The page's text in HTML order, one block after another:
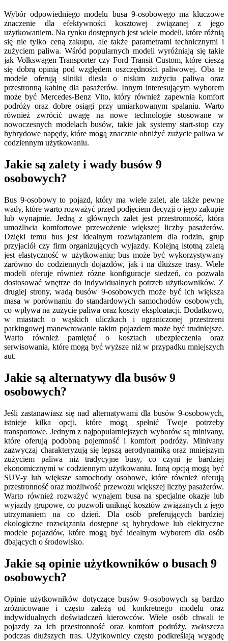
Wybór odpowiedniego modelu busa 9-osobowego ma kluczowe
znaczenie dla efektywności kosztowej związanej z jego
użytkowaniem. Na rynku dostępnych jest wiele modeli, które różnią
się nie tylko ceną zakupu, ale także parametrami technicznymi i
zużyciem paliwa. Wśród popularnych modeli wyróżniają się takie
jak Volkswagen Transporter czy Ford Transit Custom, które cieszą
się dobrą opinią pod względem oszczędności paliwowej. Oba te
modele oferują silniki diesla o niskim zużyciu paliwa oraz
przestronną kabinę dla pasażerów. Innym interesującym wyborem
może być Mercedes-Benz Vito, który również zapewnia komfort
podróży oraz dobre osiągi przy umiarkowanym spalaniu. Warto
również zwrócić uwagę na nowe technologie stosowane w
nowoczesnych modelach busów, takie jak systemy start-stop czy
hybrydowe napędy, które mogą znacznie obniżyć zużycie paliwa w
codziennym użytkowaniu.
Jakie są zalety i wady busów 9
osobowych?
Bus 9-osobowy to pojazd, który ma wiele zalet, ale także pewne
wady, które warto rozważyć przed podjęciem decyzji o jego zakupie
lub wynajmie. Jedną z głównych zalet jest przestronność, która
umożliwia komfortowe przewożenie większej liczby pasażerów.
Dzięki temu bus jest idealnym rozwiązaniem dla rodzin, grup
przyjaciół czy firm organizujących wyjazdy. Kolejną istotną zaletą
jest elastyczność w użytkowaniu; bus może być wykorzystywany
zarówno do codziennych dojazdów, jak i na dłuższe trasy. Wiele
modeli oferuje również różne konfiguracje siedzeń, co pozwala
dostosować wnętrze do indywidualnych potrzeb użytkowników. Z
drugiej strony, wadą busów 9-osobowych może być ich większa
masa w porównaniu do standardowych samochodów osobowych,
co wpływa na zużycie paliwa oraz koszty eksploatacji. Dodatkowo,
w miastach o wąskich uliczkach i ograniczonej przestrzeni
parkingowej manewrowanie takim pojazdem może być trudniejsze.
Warto również pamiętać o kosztach ubezpieczenia oraz
serwisowania, które mogą być wyższe niż w przypadku mniejszych
aut.
Jakie są alternatywy dla busów 9
osobowych?
Jeśli zastanawiasz się nad alternatywami dla busów 9-osobowych,
istnieje kilka opcji, które mogą spełnić Twoje potrzeby
transportowe. Jednym z najpopularniejszych wyborów są minivany,
które oferują podobną pojemność i komfort podróży. Minivany
zazwyczaj charakteryzują się lepszą aerodynamiką oraz mniejszym
zużyciem paliwa niż tradycyjne busy, co czyni je bardziej
ekonomicznymi w codziennym użytkowaniu. Inną opcją mogą być
SUV-y lub większe samochody osobowe, które również oferują
przestronność oraz możliwość przewozu większej liczby pasażerów.
Warto również rozważyć wynajem busa na specjalne okazje lub
wyjazdy grupowe, co pozwoli uniknąć kosztów związanych z jego
utrzymaniem na co dzień. Dla osób preferujących bardziej
ekologiczne rozwiązania dostępne są hybrydowe lub elektryczne
modele pojazdów, które mogą być idealnym wyborem dla osób
dbających o środowisko.
Jakie są opinie użytkowników o busach 9
osobowych?
Opinie użytkowników dotyczące busów 9-osobowych są bardzo
zróżnicowane i często zależą od konkretnego modelu oraz
indywidualnych doświadczeń kierowców. Wiele osób chwali te
pojazdy za ich przestronność oraz komfort podróży, zwłaszcza
podczas dłuższych tras. Użytkownicy często podkreślają wygodę